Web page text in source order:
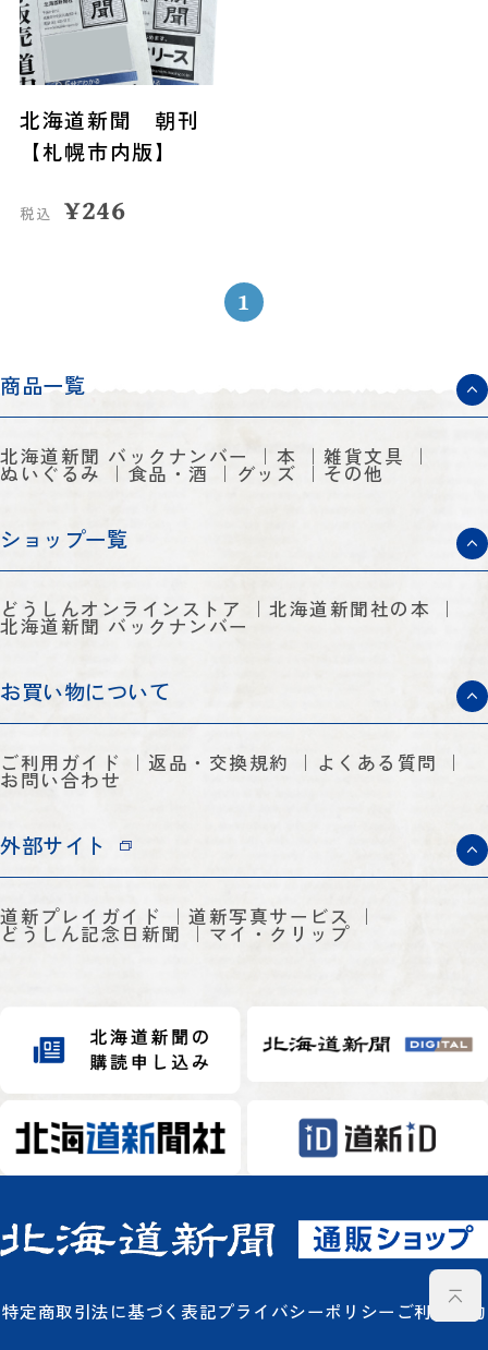
北海道新聞 朝刊
【札幌市内版】
税込 ¥246
1
商品一覧
北海道新聞 バックナンバー 本 雑貨文具
ぬいぐるみ 食品・酒 グッズ その他
ショップ一覧
どうしんオンラインストア 北海道新聞社の本
北海道新聞 バックナンバー
お買い物について
ご利用ガイド 返品・交換規約 よくある質問
お問い合わせ
外部サイト
道新プレイガイド 道新写真サービス
どうしん記念日新聞 マイ・クリップ
特定商取引法に基づく表記プライバシーポリシー ご利用規約